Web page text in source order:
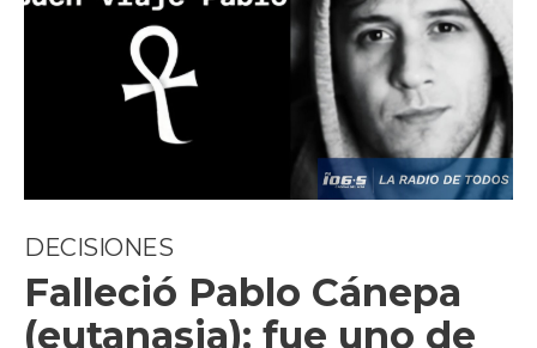
DECISIONES
Falleció Pablo Cánepa
(eutanasia): fue uno de